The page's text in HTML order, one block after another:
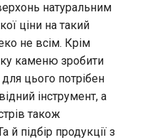
натуральним
ціни на такий
не всім. Крім
каменю зробити
цього потрібен
інструмент, а
також
підбір продукції з